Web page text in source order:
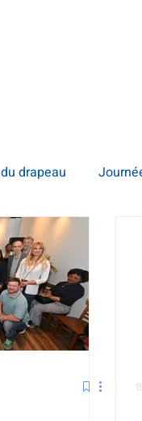
drapeau
La Dictée